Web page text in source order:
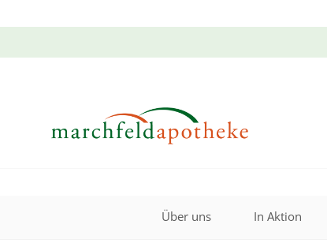
Über uns In Aktion